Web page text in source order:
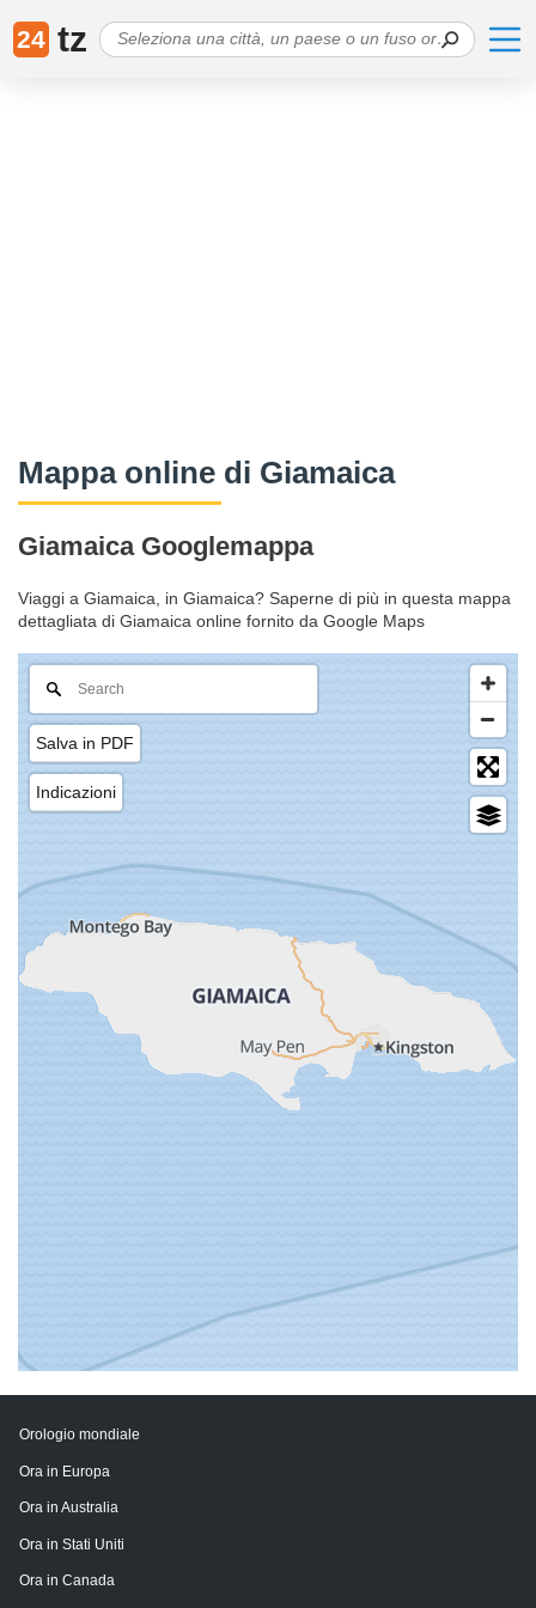
24 tz
Mappa online di Giamaica
Giamaica Googlemappa
Viaggi a Giamaica, in Giamaica? Saperne di più in questa mappa
dettagliata di Giamaica online fornito da Google Maps
Salva in PDF
Indicazioni
Orologio mondiale
Ora in Europa
Ora in Australia
Ora in Stati Uniti
Ora in Canada